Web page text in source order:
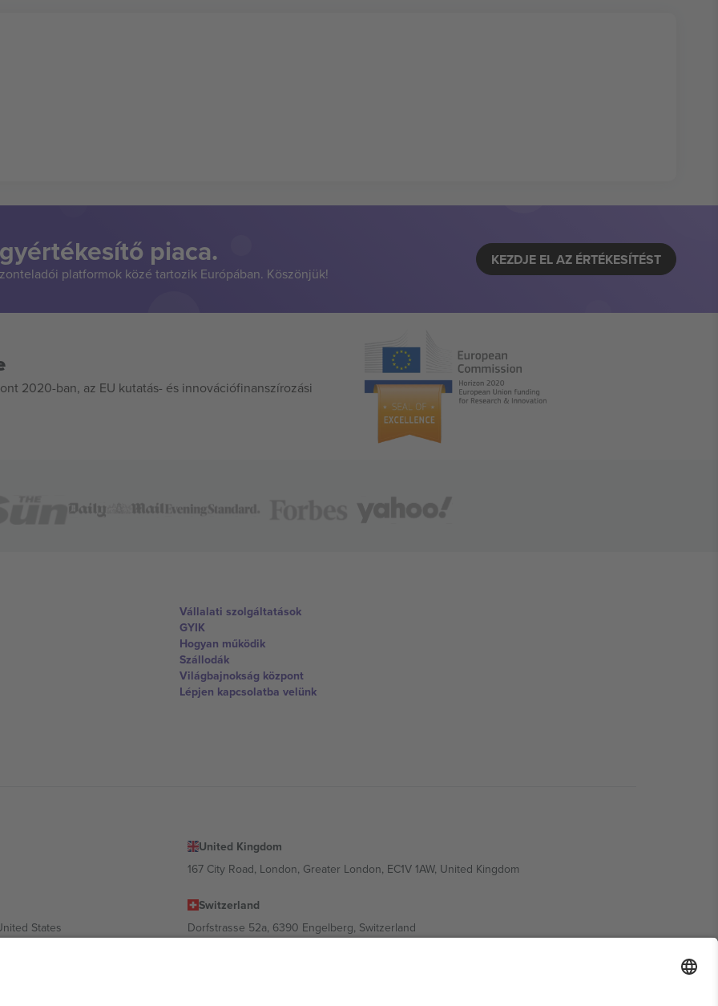
piaca.
platformok közé tartozik Európában. Köszönjük!
KEZDJE EL AZ ÉRTÉKESÍTÉST
2020-ban, az EU kutatás- és innovációfinanszírozási
Vállalati szolgáltatások
GYIK
Hogyan működik
Szállodák
Világbajnokság központ
Lépjen kapcsolatba velünk
United Kingdom
167 City Road, London, Greater London, EC1V 1AW, United Kingdom
States
Switzerland
Dorfstrasse 52a, 6390 Engelberg, Switzerland